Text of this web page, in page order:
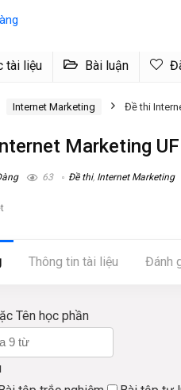
tài liệu Bài luận
Internet Marketing Đề thi
Marketing
63 Đề thi, Internet Marketing
Thông tin tài liệu Đánh
Tên học phần